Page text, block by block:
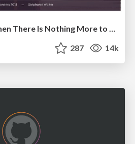
Cheating the UX When There Is Nothing More to Optimize - PixelPioneers
287 14k